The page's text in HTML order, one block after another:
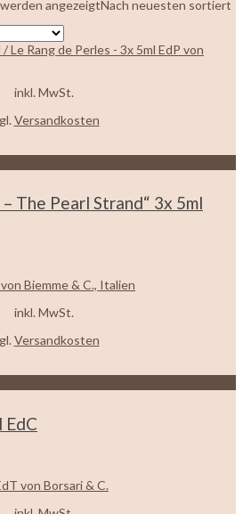
angezeigtNach neuesten sortiert
inkl. MwSt.
Versandkosten
The Pearl Strand“ 3x 5ml
inkl. MwSt.
Versandkosten
EdC